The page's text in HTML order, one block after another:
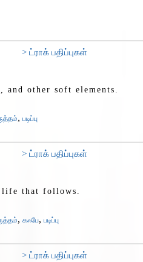
> ட்ராக் பதிப்புகள்
other soft elements.
, படிப்பு
> ட்ராக் பதிப்புகள்
life that follows.
, கஃபே, படிப்பு
> ட்ராக் பதிப்புகள்